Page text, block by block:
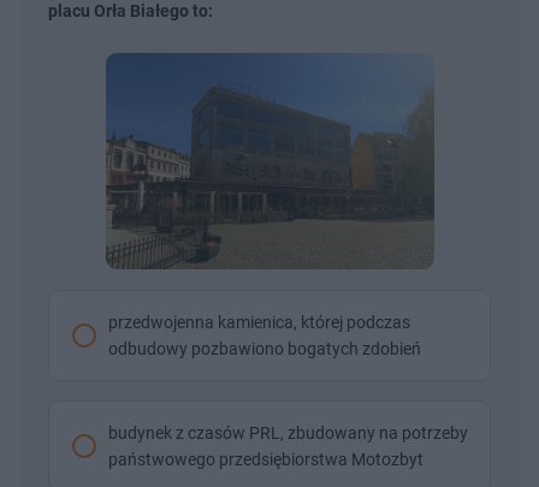
placu Orła Białego to:
przedwojenna kamienica, której podczas
odbudowy pozbawiono bogatych zdobień
budynek z czasów PRL, zbudowany na potrzeby
państwowego przedsiębiorstwa Motozbyt